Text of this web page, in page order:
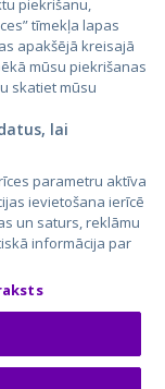
piekrišanu,
tīmekļa lapas
apakšējā kreisajā
mūsu piekrišanas
skatiet mūsu
lai
parametru aktīva
ievietošana ierīcē
un saturs, reklāmu
informācija par